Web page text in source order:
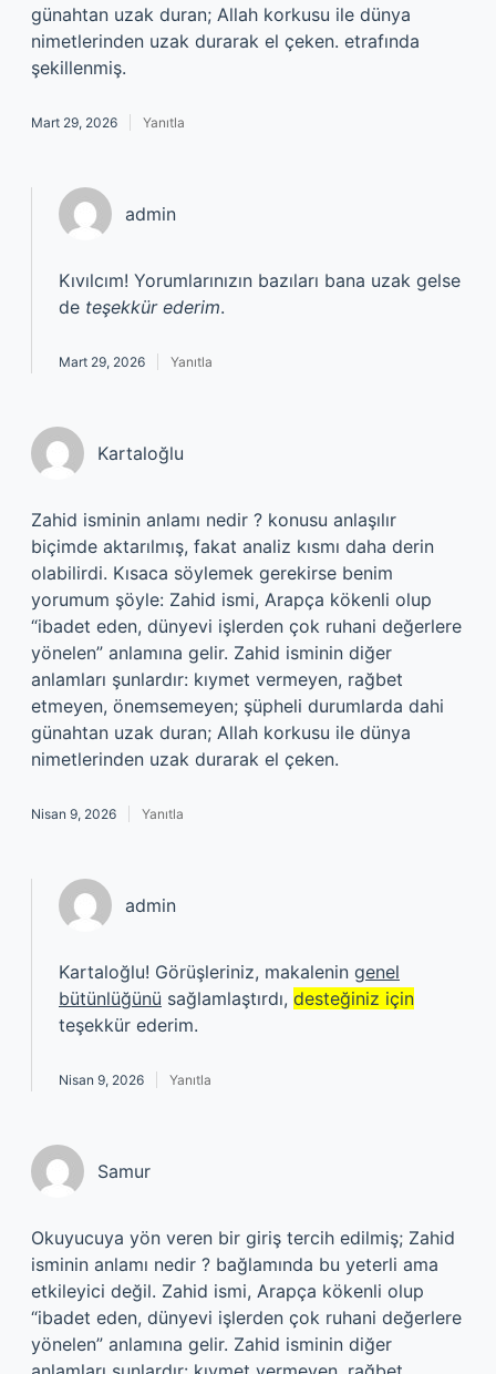
günahtan uzak duran; Allah korkusu ile dünya
nimetlerinden uzak durarak el çeken. etrafında
şekillenmiş.
Mart 29, 2026 Yanıtla
admin
Kıvılcım! Yorumlarınızın bazıları bana uzak gelse
de teşekkür ederim.
Mart 29, 2026 Yanıtla
Kartaloğlu
Zahid isminin anlamı nedir ? konusu anlaşılır
biçimde aktarılmış, fakat analiz kısmı daha derin
olabilirdi. Kısaca söylemek gerekirse benim
yorumum şöyle: Zahid ismi, Arapça kökenli olup
“ibadet eden, dünyevi işlerden çok ruhani değerlere
yönelen” anlamına gelir. Zahid isminin diğer
anlamları şunlardır: kıymet vermeyen, rağbet
etmeyen, önemsemeyen; şüpheli durumlarda dahi
günahtan uzak duran; Allah korkusu ile dünya
nimetlerinden uzak durarak el çeken.
Nisan 9, 2026 Yanıtla
admin
Kartaloğlu! Görüşleriniz, makalenin genel
bütünlüğünü sağlamlaştırdı, desteğiniz için
teşekkür ederim.
Nisan 9, 2026 Yanıtla
Samur
Okuyucuya yön veren bir giriş tercih edilmiş; Zahid
isminin anlamı nedir ? bağlamında bu yeterli ama
etkileyici değil. Zahid ismi, Arapça kökenli olup
“ibadet eden, dünyevi işlerden çok ruhani değerlere
yönelen” anlamına gelir. Zahid isminin diğer